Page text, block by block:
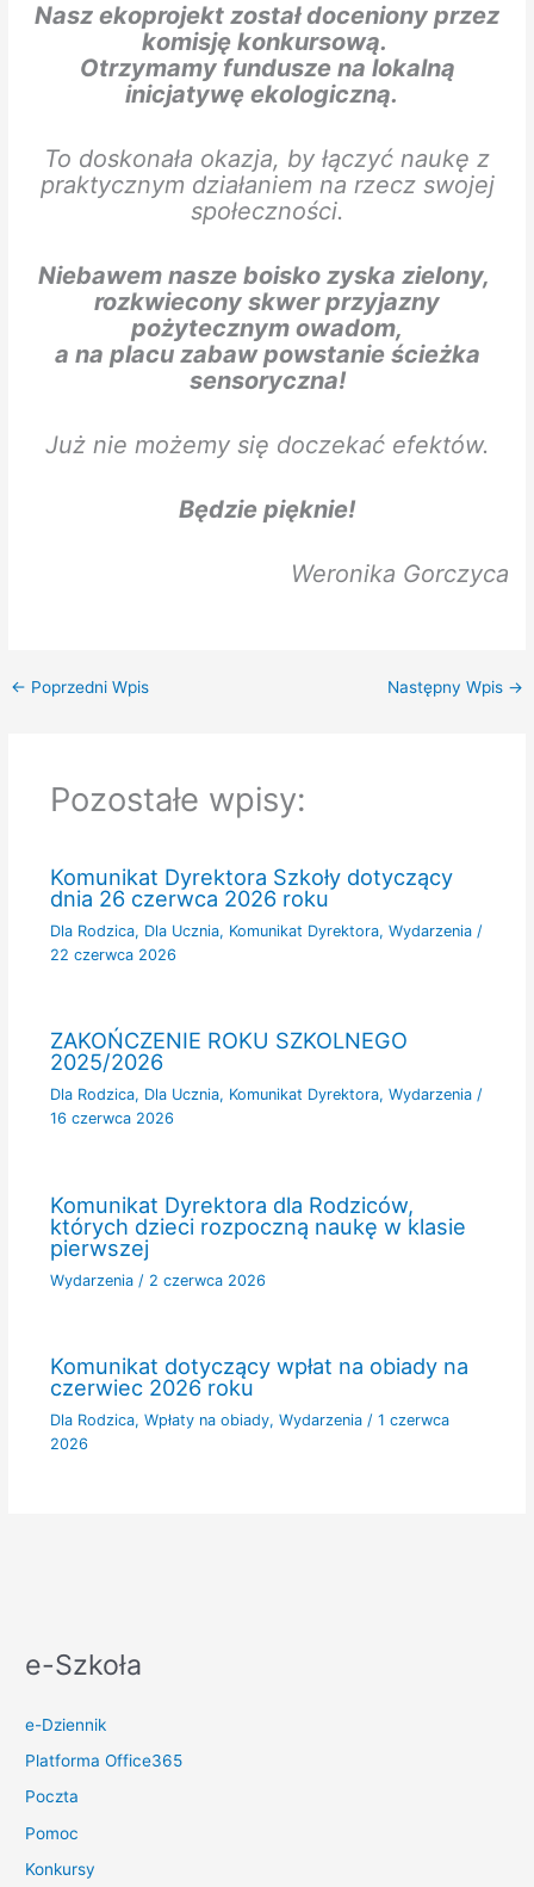
Nasz ekoprojekt został doceniony przez
komisję konkursową.
Otrzymamy fundusze na lokalną
inicjatywę ekologiczną.
To doskonała okazja, by łączyć naukę z
praktycznym działaniem na rzecz swojej
społeczności.
Niebawem nasze boisko zyska zielony,
rozkwiecony skwer przyjazny
pożytecznym owadom,
a na placu zabaw powstanie ścieżka
sensoryczna!
Już nie możemy się doczekać efektów.
Będzie pięknie!
Weronika Gorczyca
← Poprzedni Wpis Następny Wpis →
Pozostałe wpisy:
Komunikat Dyrektora Szkoły dotyczący
dnia 26 czerwca 2026 roku
Dla Rodzica, Dla Ucznia, Komunikat Dyrektora, Wydarzenia/
22 czerwca 2026
ZAKOŃCZENIE ROKU SZKOLNEGO
2025/2026
Dla Rodzica, Dla Ucznia, Komunikat Dyrektora, Wydarzenia/
16 czerwca 2026
Komunikat Dyrektora dla Rodziców,
których dzieci rozpoczną naukę w klasie
pierwszej
Wydarzenia/ 2 czerwca 2026
Komunikat dotyczący wpłat na obiady na
czerwiec 2026 roku
Dla Rodzica, Wpłaty na obiady, Wydarzenia/ 1 czerwca
2026
e-Szkoła
e-Dziennik
Platforma Office365
Poczta
Pomoc
Konkursy